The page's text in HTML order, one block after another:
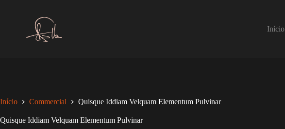
Início
Início Commercial Quisque Iddiam Velquam Elementum Pulvinar
Quisque Iddiam Velquam Elementum Pulvinar